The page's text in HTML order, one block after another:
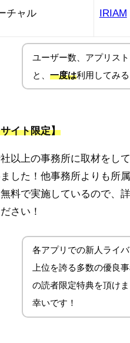
チャル IRIAM
ユーザー数、アプリス
と、 一度は利用してみ
イト限定】
以上の事務所に取材をし
した！他事務所よりも所
料で実施しているので、
さい！
各アプリでの新人ライ
上位を誇る多数の優良
の読者限定特典を頂け
幸いです！